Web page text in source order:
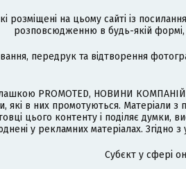
розміщені на цьому сайті із
розповсюдженню в будь-якій формі,
передрук та відтворення
PROMOTED, НОВИНИ
які в них промотуються.
цього контенту і поділяє думки,
у рекламних матеріалах. Згідно
Cубєкт у сфері